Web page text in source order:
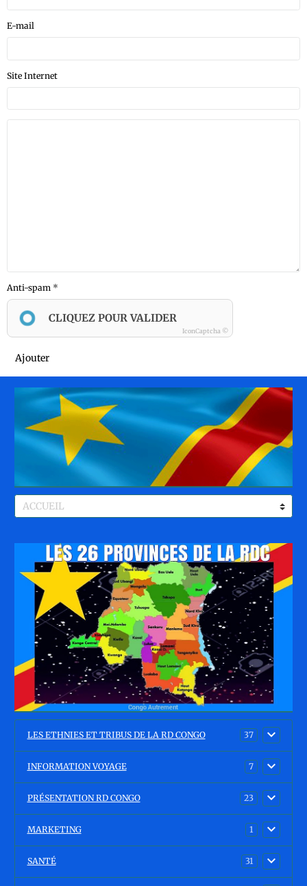
E-mail
Site Internet
Anti-spam
CLIQUEZ POUR VALIDER
IconCaptcha ©
Ajouter
LES ETHNIES ET TRIBUS DE LA RD CONGO 37
INFORMATION VOYAGE 7
PRÉSENTATION RD CONGO 23
MARKETING 1
SANTÉ 31